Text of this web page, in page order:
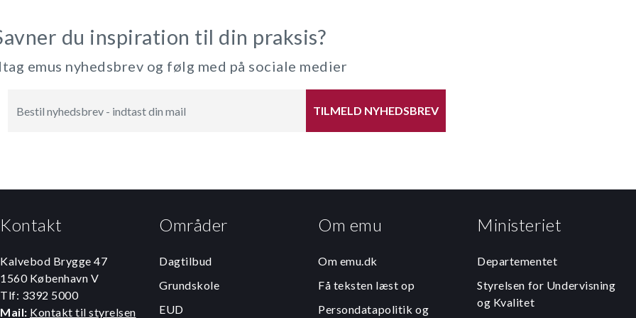
du inspiration til din praksis?
emus nyhedsbrev og følg med på sociale medier
TILMELD NYHEDSBREV
Kontakt
Kalvebod Brygge 47
1560 København V
Tlf: 3392 5000
Mail: Kontakt til styrelsen
Områder
Dagtilbud
Grundskole
EUD
Om emu
Om emu.dk
Få teksten læst op
Persondatapolitik og
Ministeriet
Departementet
Styrelsen for Undervisning
og Kvalitet